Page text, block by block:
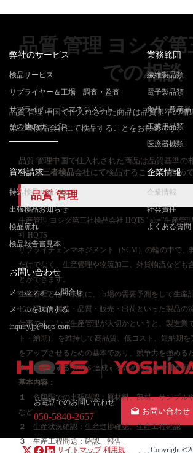
品質 管理 ヨシダ第
での相談
品質 管理 中国で仕入れされた商品は品質基準の相
第三者検品会社にて検品することをお勧めです。
品質 管理中国で仕入れされた商品は品質基準の
合、第三者検品会社にて検品することをお勧めで
品質 管理
生産管理 ヨシダ第三社検品会社 HQTS” alt=”生産管
社 HQTS
サプライチェンマネジメント（SCM）の輪の中で、
だけでなく、生産管理や物流加工、外貨物流なども
とができます。
生産管理とは一般的に、市場の需要予測をして生産
じた調達・製造・品質・販売・出荷といった製品の
仕事です。なぜ生産管理が大切かというと、製造業
ト・納期)」を維持して高品質、低コスト、短納期
をアップさせるための基本であり、競争力を強める
す。目標とするQCDを達成するために生産管理が用
基本内容：
１
各段階での出張確認：原材料、部材、サンプル
など
２
生産状況確認：生産進捗確認、生産工程確認
３
生産工程問題：確認、報告
弊社のサービス
検品サービス
サプライヤー＆工場 調査・監査
サプライチェーンマネジメント
その他のサービス
業務範囲
繊維製品類
電子製品類
食品・農産品
工業用品類
医療器械類
資料請求
持込検品お知らせ
出張検品お知らせ
検品流れ
検品報告書見本
企業情報
企業情報
社会責任
よくある質問
お問い合わせ
メールフォーム問合せ
メールを送信する
inquiry.jp@hqts.com
お電話でのお問い合わせ
050-5840-2657
お問い合わせ
サイトマップ 利用規 Copyright